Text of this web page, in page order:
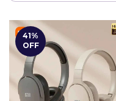
41%
OFF